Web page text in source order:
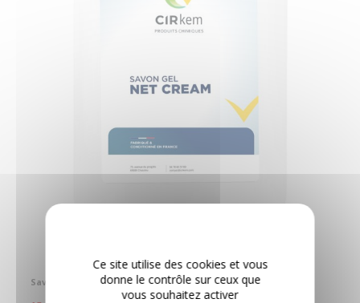
Savon gel ultra doux pour les mains - NET CREAM
Ce site utilise des cookies et vous
donne le contrôle sur ceux que
vous souhaitez activer